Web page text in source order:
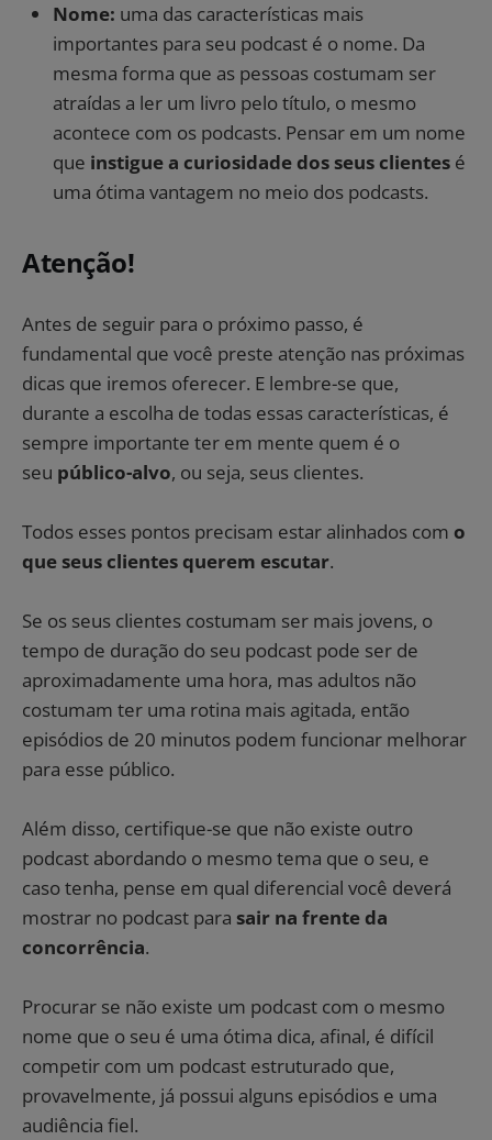
Nome: uma das características mais
importantes para seu podcast é o nome. Da
mesma forma que as pessoas costumam ser
atraídas a ler um livro pelo título, o mesmo
acontece com os podcasts. Pensar em um nome
que instigue a curiosidade dos seus clientes é
uma ótima vantagem no meio dos podcasts.
Atenção!
Antes de seguir para o próximo passo, é
fundamental que você preste atenção nas próximas
dicas que iremos oferecer. E lembre-se que,
durante a escolha de todas essas características, é
sempre importante ter em mente quem é o
seu público-alvo, ou seja, seus clientes.
Todos esses pontos precisam estar alinhados com o
que seus clientes querem escutar.
Se os seus clientes costumam ser mais jovens, o
tempo de duração do seu podcast pode ser de
aproximadamente uma hora, mas adultos não
costumam ter uma rotina mais agitada, então
episódios de 20 minutos podem funcionar melhorar
para esse público.
Além disso, certifique-se que não existe outro
podcast abordando o mesmo tema que o seu, e
caso tenha, pense em qual diferencial você deverá
mostrar no podcast para sair na frente da
concorrência.
Procurar se não existe um podcast com o mesmo
nome que o seu é uma ótima dica, afinal, é difícil
competir com um podcast estruturado que,
provavelmente, já possui alguns episódios e uma
audiência fiel.